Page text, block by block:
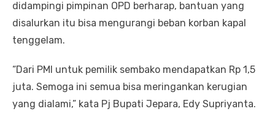
didampingi pimpinan OPD berharap, bantuan yang
disalurkan itu bisa mengurangi beban korban kapal
tenggelam.
“Dari PMI untuk pemilik sembako mendapatkan Rp 1,5
juta. Semoga ini semua bisa meringankan kerugian
yang dialami,” kata Pj Bupati Jepara, Edy Supriyanta.